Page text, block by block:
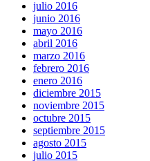
julio 2016
junio 2016
mayo 2016
abril 2016
marzo 2016
febrero 2016
enero 2016
diciembre 2015
noviembre 2015
octubre 2015
septiembre 2015
agosto 2015
julio 2015